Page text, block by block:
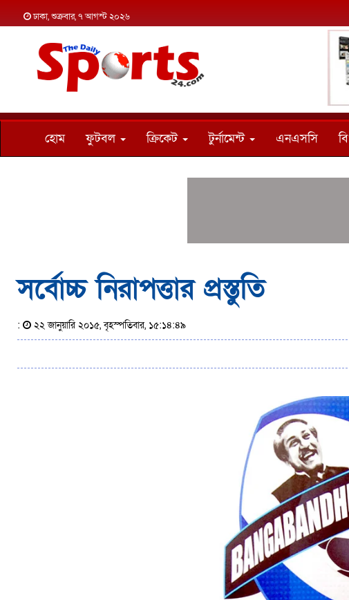
ঢাকা, শুক্রবার, ৭ আগস্ট ২০২৬
হোম ফুটবল ক্রিকেট টুর্নামেন্ট এনএসসি
সর্বোচ্চ নিরাপত্তার প্রস্তুতি
: ২২ জানুয়ারি ২০১৫, বৃহস্পতিবার, ১৫:১৪:৪৯